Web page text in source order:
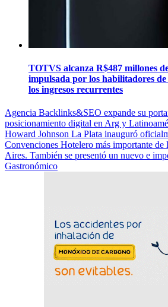
TOTVS alcanza R$487 millones
impulsada por los habilitadores
los ingresos recurrentes
Navegación
de
entradas
Agencia Backlinks&SEO expande su
posicionamiento digital en Arg y
Howard Johnson La Plata inauguró
Convenciones Hotelero más importante
Aires. También se presentó un nuevo e
Gastronómico